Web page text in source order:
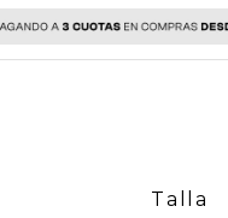
Talla